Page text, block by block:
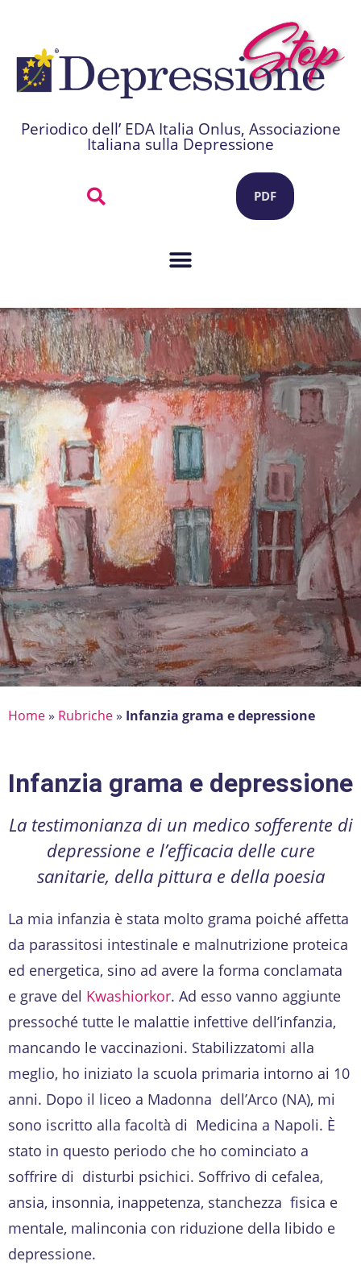
Periodico dell’ EDA Italia Onlus, Associazione
Italiana sulla Depressione
PDF
Home» Rubriche» Infanzia grama e depressione
Infanzia grama e depressione
La testimonianza di un medico sofferente di
depressione e l’efficacia delle cure
sanitarie, della pittura e della poesia
La mia infanzia è stata molto grama poiché affetta
da parassitosi intestinale e malnutrizione proteica
ed energetica, sino ad avere la forma conclamata
e grave del Kwashiorkor. Ad esso vanno aggiunte
pressoché tutte le malattie infettive dell’infanzia,
mancando le vaccinazioni. Stabilizzatomi alla
meglio, ho iniziato la scuola primaria intorno ai 10
anni. Dopo il liceo a Madonna dell’Arco (NA), mi
sono iscritto alla facoltà di Medicina a Napoli. È
stato in questo periodo che ho cominciato a
soffrire di disturbi psichici. Soffrivo di cefalea,
ansia, insonnia, inappetenza, stanchezza fisica e
mentale, malinconia con riduzione della libido e
depressione.